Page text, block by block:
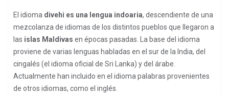
El idioma divehi es una lengua indoaria, descendiente de una
mezcolanza de idiomas de los distintos pueblos que llegaron a
las islas Maldivas en épocas pasadas. La base del idioma
proviene de varias lenguas habladas en el sur de la India, del
cingalés (el idioma oficial de Sri Lanka) y del árabe.
Actualmente han incluido en el idioma palabras provenientes
de otros idiomas, como el inglés.